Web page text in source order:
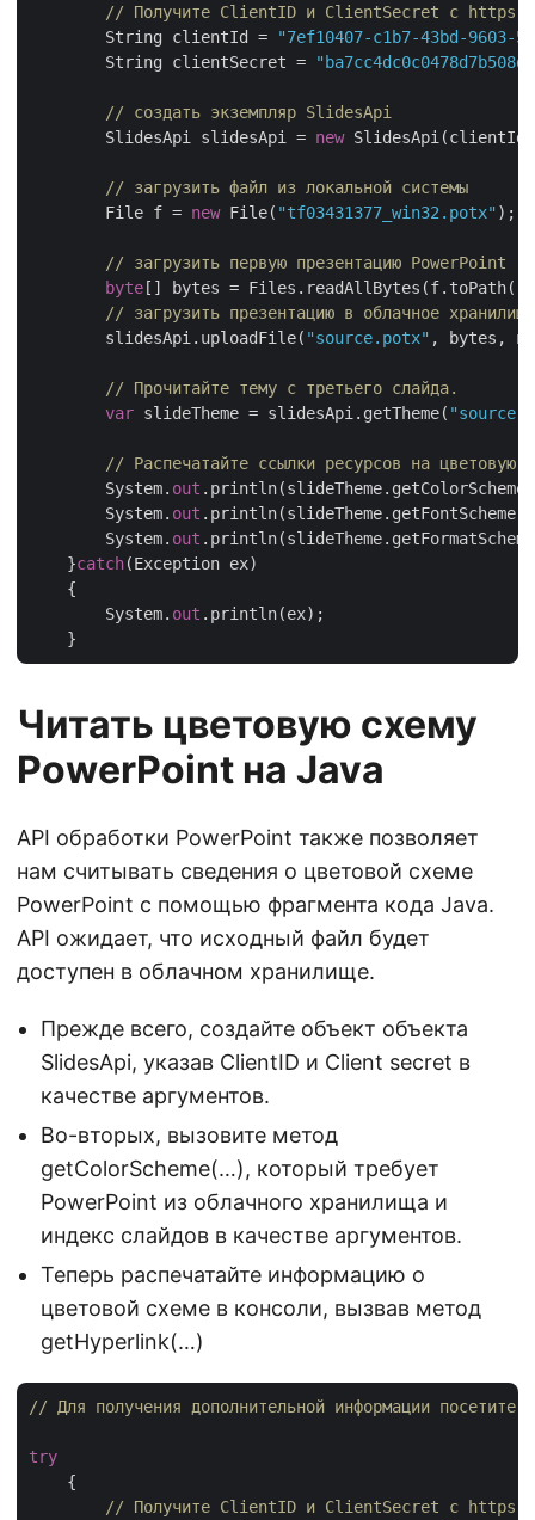
// Получите ClientID и ClientSecret с
        String clientId =
"7ef10407-c1b7-43bd-9603-
	String clientSecret =
// создать экземпляр SlidesApi
	SlidesApi slidesApi =
new
// загрузить файл из локальной системы
	File f =
new File( "tf03431377_win32.potx" );
// загрузить первую презентацию PowerPoint
byte [] bytes =
// загрузить презентацию в облачное хранилище
	slidesApi.uploadFile(
"source.potx" , bytes,
// Прочитайте тему с третьего слайда.
var slideTheme = slidesApi.getTheme(
// Распечатайте ссылки ресурсов на цветовую
	System.
out
	System.
out
	System.
out
    }
catch(Exception ex)
    {
        System.
out .println(ex);
Читать цветовую схему
PowerPoint на Java
API обработки PowerPoint также позволяет
нам считывать сведения о цветовой схеме
PowerPoint с помощью фрагмента кода Java.
API ожидает, что исходный файл будет
доступен в облачном хранилище.
Прежде всего, создайте объект объекта
SlidesApi, указав ClientID и Client secret в
качестве аргументов.
Во-вторых, вызовите метод
getColorScheme(…), который требует
PowerPoint из облачного хранилища и
индекс слайдов в качестве аргументов.
Теперь распечатайте информацию о
цветовой схеме в консоли, вызвав метод
getHyperlink(…)
// Для получения дополнительной информации
try
    {
// Получите ClientID и ClientSecret с